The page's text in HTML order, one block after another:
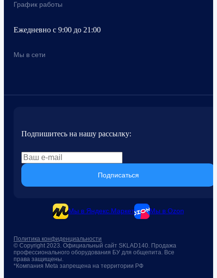
График работы
Ежедневно с 9:00 до 21:00
Мы в сети
Подпишитесь на нашу рассылку:
Подписаться
Мы в Яндекс.Маркет Мы в Ozon
© Copyright 2023. Официальный сайт SKLAD140. Продажа
профессионального оборудования БУ для общепита. Все
права защищены.
*Компания Meta запрещена на территории РФ
Политика конфиденциальности